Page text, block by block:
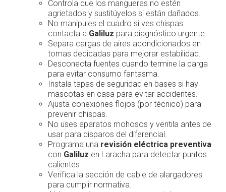
Controla que los mangueras no estén
agrietados y sustitúyelos si están dañados.
No manipules el cuadro si ves chispas:
contacta a Galiluz para diagnóstico urgente.
Separa cargas de aires acondicionados en
tomas dedicadas para mejorar estabilidad.
Desconecta fuentes cuando termine la carga
para evitar consumo fantasma.
Instala tapas de seguridad en bases si hay
mascotas en casa para evitar accidentes.
Ajusta conexiones flojos (por técnico) para
prevenir chispas.
No uses aparatos mohosos y ventila antes de
usar para disparos del diferencial.
Programa una revisión eléctrica preventiva
con Galiluz en Laracha para detectar puntos
calientes.
Verifica la sección de cable de alargadores
para cumplir normativa.